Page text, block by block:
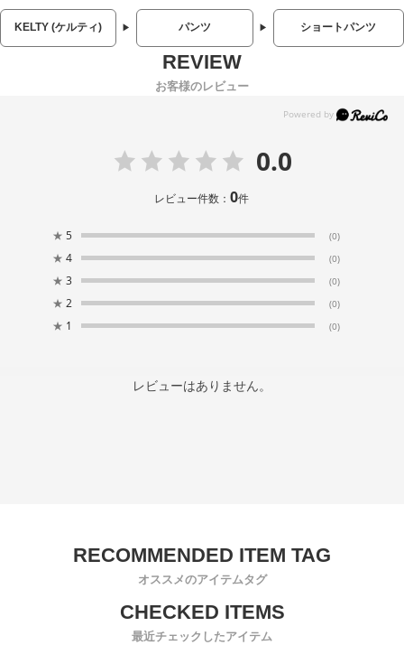
KELTY (ケルティ) パンツ ショートパンツ
お客様のレビュー
0.0
レビュー件数：0件
★ 5 (0)
★ 4 (0)
★ 3 (0)
★ 2 (0)
★ 1 (0)
レビューはありません。
オススメのアイテムタグ
最近チェックしたアイテム